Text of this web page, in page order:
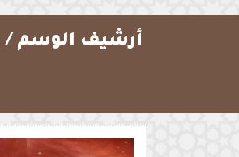
أرشيف الوسم /